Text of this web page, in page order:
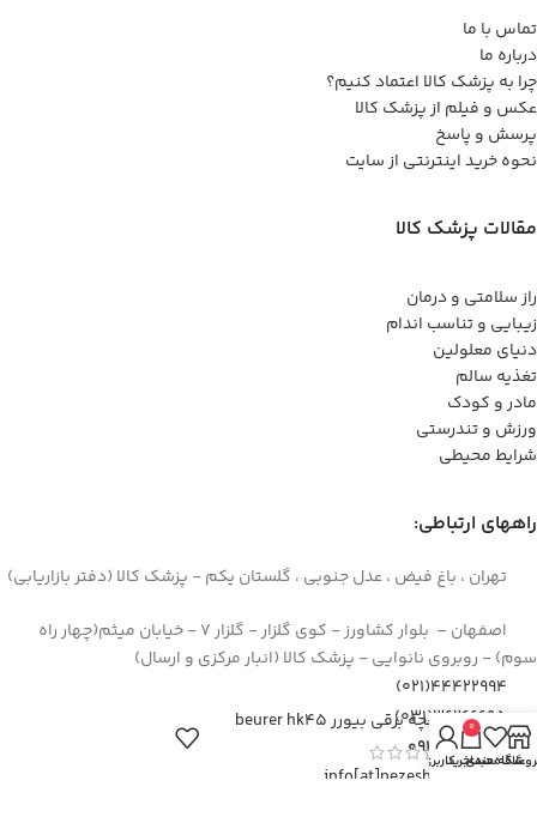
تماس با ما
درباره ما
چرا به پزشک کالا اعتماد کنیم؟
عکس و فیلم از پزشک کالا
پرسش و پاسخ
نحوه خرید اینترنتی از سایت
مقالات پزشک کالا
راز سلامتی و درمان
زیبایی و تناسب اندام
دنیای معلولین
تغذیه سالم
مادر و کودک
ورزش و تندرستی
شرایط محیطی
راههای ارتباطی:
تهران ، باغ فیض ، عدل جنوبی ، گلستان یکم - پزشک کالا (دفتر بازاریابی)
اصفهان – بلوار کشاورز - کوی گلزار - گلزار 7 - خیابان میثم(چهار راه
سوم) - روبروی نانوایی - پزشک کالا (انبار مرکزی و ارسال)
44422994(021)
۳۶۲۶۶۶۹۵(۰۳۱)
۰۹۱۲۹۳۷۳۶۲۶
info[at]pezeshkkala.com
تشکچه برقی بیورر beurer hk45
علاقه مندی
0
سبد خرید
حساب کاربری من